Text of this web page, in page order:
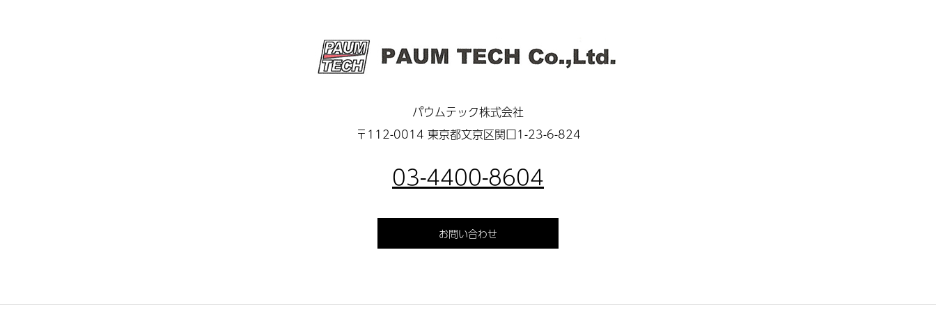
パウムテック株式会社
〒112-0014 東京都文京区関口1-23-6-824
03-4400-8604
お問い合わせ